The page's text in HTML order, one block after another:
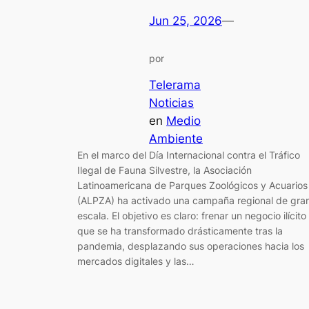
Jun 25, 2026—
por
Telerama
Noticias
en Medio
Ambiente
En el marco del Día Internacional contra el Tráfico
Ilegal de Fauna Silvestre, la Asociación
Latinoamericana de Parques Zoológicos y Acuarios
(ALPZA) ha activado una campaña regional de
escala. El objetivo es claro: frenar un negocio ilícito
que se ha transformado drásticamente tras la
pandemia, desplazando sus operaciones hacia los
mercados digitales y las…